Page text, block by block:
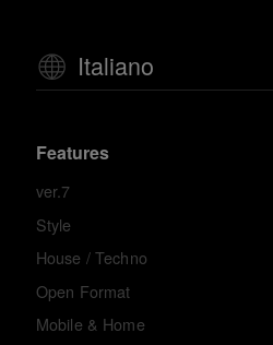
Italiano
Features
ver.7
Style
House / Techno
Open Format
Mobile & Home